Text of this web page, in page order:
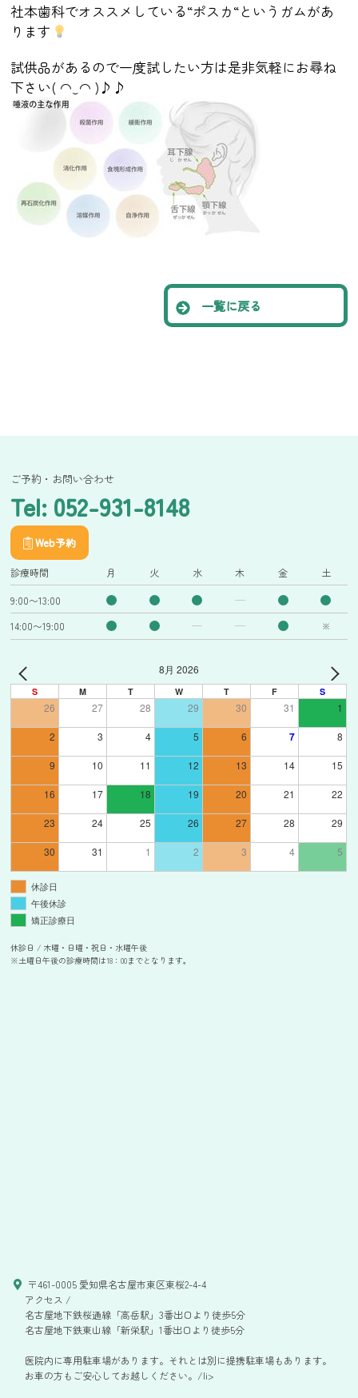
社本歯科でオススメしている“ポスカ“というガムがあ
ります
試供品があるので一度試したい方は是非気軽にお尋ね
下さい( ◠ ◠ ) ♪♪
一覧に戻る
ご予約・お問い合わせ
Tel: 052-931-8148
Web予約
診療時間 月 火 水 木 金 土
9:00〜13:00
14:00〜19:00
※
8月 2026
S M T W T F S
26 27 28 29 30 31 1
2 3 4 5 6 7 8
9 10 11 12 13 14 15
16 17 18 19 20 21 22
23 24 25 26 27 28 29
30 31 1 2 3 4 5
休診日
午後休診
矯正診療日
休診日 / 木曜・日曜・祝日・水曜午後
※土曜日午後の診療時間は18：00までとなります。
〒461-0005 愛知県名古屋市東区東桜2-4-4
アクセス /
名古屋地下鉄桜通線「高岳駅」3番出口より徒歩5分
名古屋地下鉄東山線「新栄駅」1番出口より徒歩5分
医院内に専用駐車場があります。それとは別に提携駐車場もあります。
お車の方もご安心してお越しください。/li>